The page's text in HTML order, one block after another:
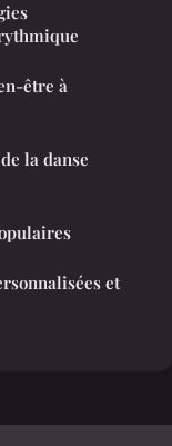
être à
la danse
et